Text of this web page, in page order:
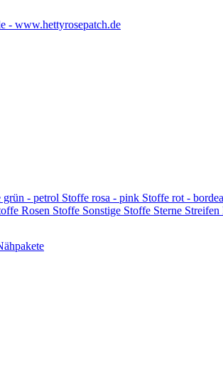
- www.hettyrosepatch.de
grün - petrol Stoffe rosa - pink Stoffe rot -
Rosen Stoffe Sonstige Stoffe Sterne Streifen